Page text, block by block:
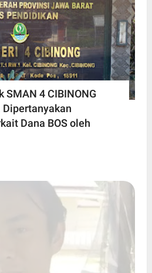
SMAN 4 CIBINONG
Dana BOS oleh